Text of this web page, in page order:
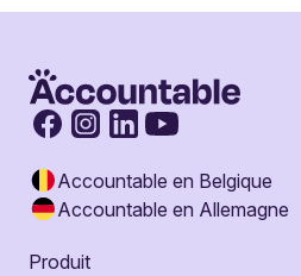
Accountable en Belgique
Accountable en Allemagne
Produit